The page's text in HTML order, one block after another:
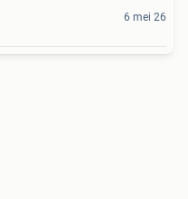
6 mei 26